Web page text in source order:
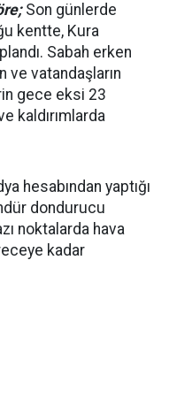
Son günlerde
kentte, Kura
Sabah erken
ve vatandaşların
gece eksi 23
kaldırımlarda
hesabından yaptığı
dondurucu
noktalarda hava
kadar